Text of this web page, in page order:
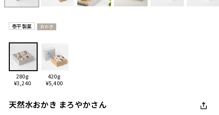
泰平製菓 おかき
280g
¥3,240
420g
¥5,400
天然水おかき まろやかさん